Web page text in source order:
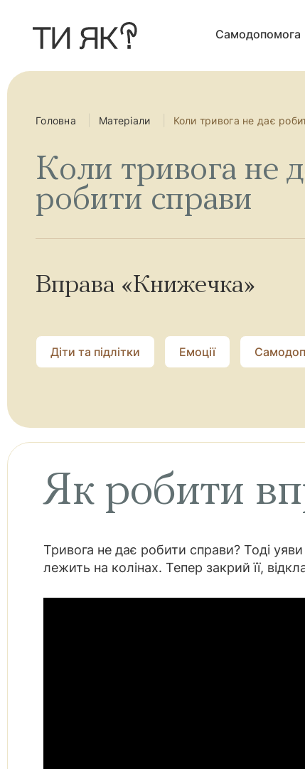
и
д
Самодопомога
Головна Матеріали Коли тривога не дає
Коли тривога не
робити справи
Вправа «Книжечка»
Діти та підлітки Емоції
Як робити
Тривога не дає робити справи? Тоді
лежить на колінах. Тепер закрий її,